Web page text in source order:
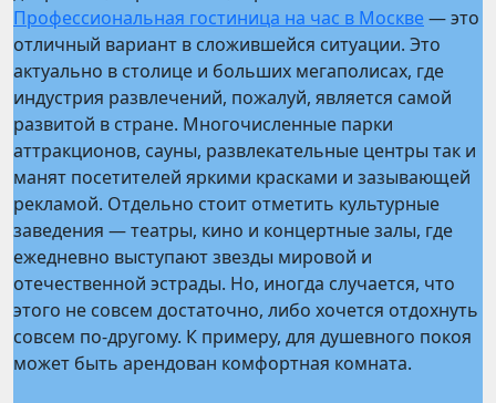
Профессиональная гостиница на час в Москве — это
отличный вариант в сложившейся ситуации. Это
актуально в столице и больших мегаполисах, где
индустрия развлечений, пожалуй, является самой
развитой в стране. Многочисленные парки
аттракционов, сауны, развлекательные центры так и
манят посетителей яркими красками и зазывающей
рекламой. Отдельно стоит отметить культурные
заведения — театры, кино и концертные залы, где
ежедневно выступают звезды мировой и
отечественной эстрады. Но, иногда случается, что
этого не совсем достаточно, либо хочется отдохнуть
совсем по-другому. К примеру, для душевного покоя
может быть арендован комфортная комната.